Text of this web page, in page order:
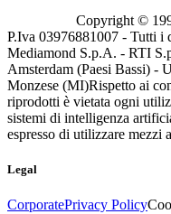
Copyright ©
P.Iva 03976881007 - Tutti i
Mediamond S.p.A. - RTI
Amsterdam (Paesi Bassi) -
Monzese (MI)Rispetto ai
riprodotti è vietata ogni
sistemi di intelligenza
espresso di utilizzare mezzi
Legal
CorporatePrivacy Policy